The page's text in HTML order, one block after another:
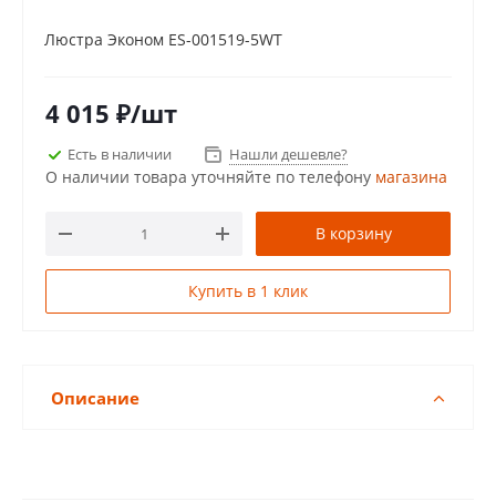
Люстра Эконом ES-001519-5WT
4 015 ₽/шт
Есть в наличии Нашли дешевле?
О наличии товара уточняйте по телефону магазина
В корзину
Купить в 1 клик
Описание